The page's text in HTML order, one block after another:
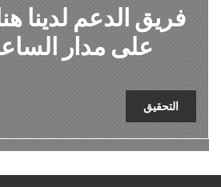
فريق الدعم لدينا
على مدار
التحقيق